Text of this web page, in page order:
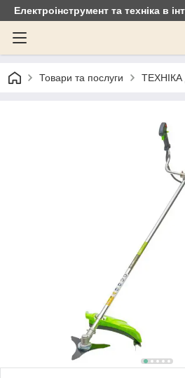
Електроінструмент та техніка в
Товари та послуги